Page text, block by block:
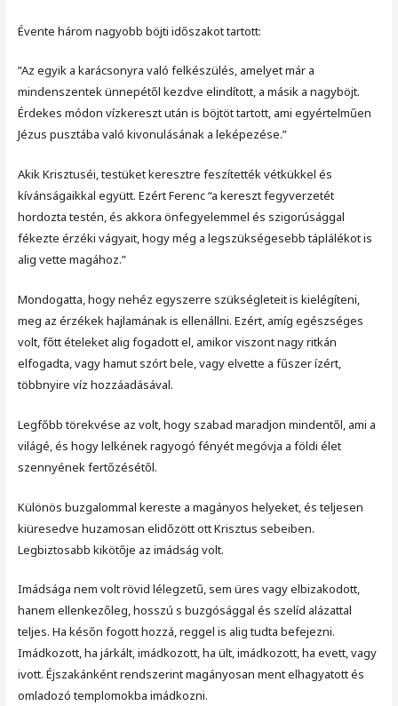
Évente három nagyobb böjti időszakot tartott:
”Az egyik a karácsonyra való felkészülés, amelyet már a
mindenszentek ünnepétől kezdve elindított, a másik a nagyböjt.
Érdekes módon vízkereszt után is böjtöt tartott, ami egyértelműen
Jézus pusztába való kivonulásának a leképezése.”
Akik Krisztuséi, testüket keresztre feszítették vétkükkel és
kívánságaikkal együtt. Ezért Ferenc “a kereszt fegyverzetét
hordozta testén, és akkora önfegyelemmel és szigorúsággal
fékezte érzéki vágyait, hogy még a legszükségesebb táplálékot is
alig vette magához.”
Mondogatta, hogy nehéz egyszerre szükségleteit is kielégíteni,
meg az érzékek hajlamának is ellenállni. Ezért, amíg egészséges
volt, főtt ételeket alig fogadott el, amikor viszont nagy ritkán
elfogadta, vagy hamut szórt bele, vagy elvette a fűszer ízért,
többnyire víz hozzáadásával.
Legfőbb törekvése az volt, hogy szabad maradjon mindentől, ami a
világé, és hogy lelkének ragyogó fényét megóvja a földi élet
szennyének fertőzésétől.
Különös buzgalommal kereste a magányos helyeket, és teljesen
kiüresedve huzamosan elidőzött ott Krisztus sebeiben.
Legbiztosabb kikötője az imádság volt.
Imádsága nem volt rövid lélegzetű, sem üres vagy elbizakodott,
hanem ellenkezőleg, hosszú s buzgósággal és szelíd alázattal
teljes. Ha későn fogott hozzá, reggel is alig tudta befejezni.
Imádkozott, ha járkált, imádkozott, ha ült, imádkozott, ha evett, vagy
ivott. Éjszakánként rendszerint magányosan ment elhagyatott és
omladozó templomokba imádkozni.